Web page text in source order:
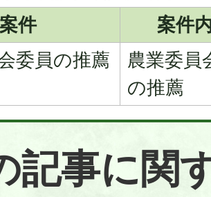
案件
案件
委員の推薦
農業委員
の推薦
記事に関